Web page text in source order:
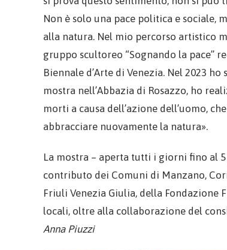
Non è solo una pace politica e sociale,
alla natura. Nel mio percorso artistico
gruppo scultoreo “Sognando la pace”
Biennale d’Arte di Venezia. Nel 2023
mostra nell’Abbazia di Rosazzo, ho
morti a causa dell’azione dell’uomo,
abbracciare nuovamente la natura».
La mostra – aperta tutti i giorni fino al 5
contributo dei Comuni di Manzano,
Friuli Venezia Giulia, della Fondazione
locali, oltre alla collaborazione del
Anna Piuzzi